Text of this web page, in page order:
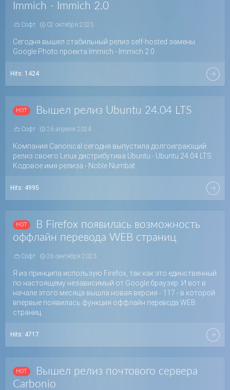
Immich - Immich 2.0
Софт 02 октября 2025
Сегодня вышел стабильный релиз self-hosted замены
Google Photo проекта Immich - Immich 2.0
Hits: 1424
Вышел релиз Ubuntu 24.04 LTS
Софт 26 апреля 2024
Компания Canonical сегодня выпустила долгоиграющий
релиз своего Linux дистрибутива Ubuntu - Ubuntu 24.04 LTS.
Кодовое имя релиза - Noble Numbat
Hits: 4995
В Firefox появилась возможность
оффлайн перевода WEB страниц
Софт 28 сентября 2023
Я из принципа использую Firefox, так как это единственный
по настоящему независимый от Google браузер. И вот в
начале этого месяца вышла новая версия - 117 - в которой
впервые появилась функция оффлайн перевода WEB
страниц.
Hits: 4717
Вышел релиз почтового сервера
Carbonio